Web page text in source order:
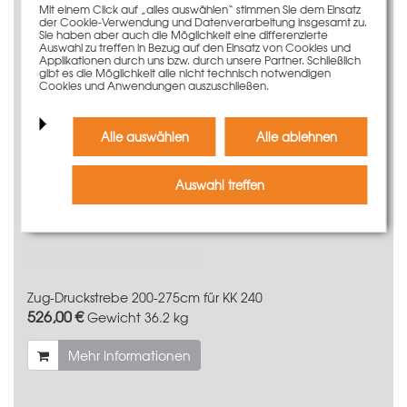
Mehr Informationen
Zug-Druckstrebe 200-275cm für KK 240
526,00 €Gewicht 36.2 kg
Mehr Informationen
Mit einem Click auf „alles auswählen“ stimmen Sie dem Einsatz
der Cookie-Verwendung und Datenverarbeitung insgesamt zu.
Sie haben aber auch die Möglichkeit eine differenzierte
Auswahl zu treffen in Bezug auf den Einsatz von Cookies und
Applikationen durch uns bzw. durch unsere Partner. Schließlich
gibt es die Möglichkeit alle nicht technisch notwendigen
Cookies und Anwendungen auszuschließen.
Alle auswählen Alle ablehnen
Auswahl treffen